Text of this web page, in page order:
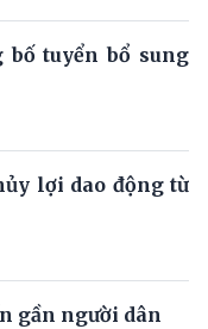
tuyển bổ sung
lợi dao động từ
gần người dân